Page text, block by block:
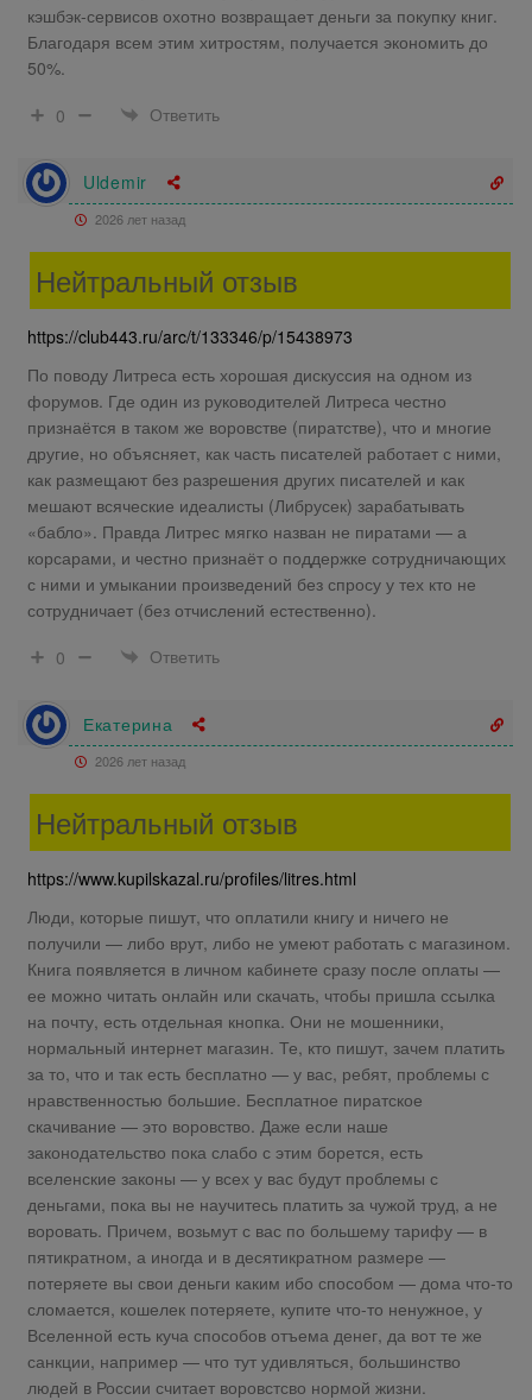
кэшбэк-сервисов охотно возвращает деньги за покупку книг.
Благодаря всем этим хитростям, получается экономить до
50%.
0
Ответить
Uldemir
2026 лет назад
Нейтральный отзыв
https://club443.ru/arc/t/133346/p/15438973
По поводу Литреса есть хорошая дискуссия на одном из
форумов. Где один из руководителей Литреса честно
признаётся в таком же воровстве (пиратстве), что и многие
другие, но объясняет, как часть писателей работает с ними,
как размещают без разрешения других писателей и как
мешают всяческие идеалисты (Либрусек) зарабатывать
«бабло». Правда Литрес мягко назван не пиратами — а
корсарами, и честно признаёт о поддержке сотрудничающих
с ними и умыкании произведений без спросу у тех кто не
сотрудничает (без отчислений естественно).
0
Ответить
Екатерина
2026 лет назад
Нейтральный отзыв
https://www.kupilskazal.ru/profiles/litres.html
Люди, которые пишут, что оплатили книгу и ничего не
получили — либо врут, либо не умеют работать с магазином.
Книга появляется в личном кабинете сразу после оплаты —
ее можно читать онлайн или скачать, чтобы пришла ссылка
на почту, есть отдельная кнопка. Они не мошенники,
нормальный интернет магазин. Те, кто пишут, зачем платить
за то, что и так есть бесплатно — у вас, ребят, проблемы с
нравственностью большие. Бесплатное пиратское
скачивание — это воровство. Даже если наше
законодательство пока слабо с этим борется, есть
вселенские законы — у всех у вас будут проблемы с
деньгами, пока вы не научитесь платить за чужой труд, а не
воровать. Причем, возьмут с вас по большему тарифу — в
пятикратном, а иногда и в десятикратном размере —
потеряете вы свои деньги каким ибо способом — дома что-то
сломается, кошелек потеряете, купите что-то ненужное, у
Вселенной есть куча способов отъема денег, да вот те же
санкции, например — что тут удивляться, большинство
людей в России считает воровстсво нормой жизни.